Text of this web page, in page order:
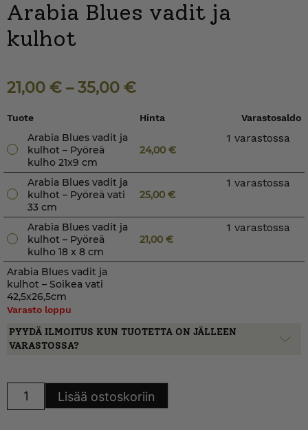
Arabia Blues vadit ja
kulhot
21,00 € –35,00 €
Tuote Hinta Varastosaldo
Arabia Blues vadit ja
kulhot – Pyöreä
kulho 21x9 cm
24,00€
1 varastossa
Arabia Blues vadit ja
kulhot – Pyöreä vati
33 cm
25,00€
1 varastossa
Arabia Blues vadit ja
kulhot – Pyöreä
kulho 18 x 8 cm
21,00€
1 varastossa
Arabia Blues vadit ja
kulhot – Soikea vati
42,5x26,5cm
Varasto loppu
PYYDÄ ILMOITUS KUN TUOTETTA ON JÄLLEEN
VARASTOSSA?
Lisää ostoskoriin